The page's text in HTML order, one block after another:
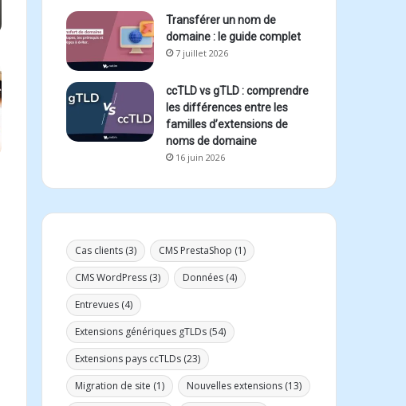
Transférer un nom de
domaine : le guide complet
7 juillet 2026
ccTLD vs gTLD : comprendre
les différences entre les
familles d’extensions de
noms de domaine
16 juin 2026
Cas clients (3) CMS PrestaShop (1)
CMS WordPress (3) Données (4)
Entrevues (4)
Extensions génériques gTLDs (54)
Extensions pays ccTLDs (23)
Migration de site (1) Nouvelles extensions (13)